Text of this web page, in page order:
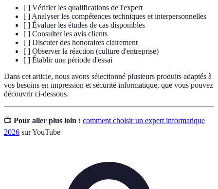
[ ] Vérifier les qualifications de l'expert
[ ] Analyser les compétences techniques et interpersonnelles
[ ] Évaluer les études de cas disponibles
[ ] Consulter les avis clients
[ ] Discuter des honoraires clairement
[ ] Observer la réaction (culture d'entreprise)
[ ] Établir une période d'essai
Dans cet article, nous avons sélectionné plusieurs produits adaptés à
vos besoins en impression et sécurité informatique, que vous pouvez
découvrir ci-dessous.
📺 Pour aller plus loin : comment choisir un expert informatique
2026 sur YouTube